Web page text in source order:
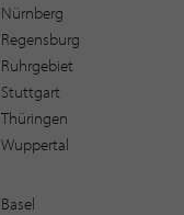
Nürnberg
Regensburg
Ruhrgebiet
Stuttgart
Thüringen
Wuppertal
Basel